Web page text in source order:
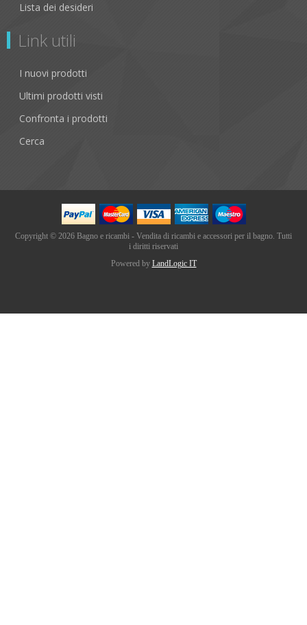
Lista dei desideri
Link utili
I nuovi prodotti
Ultimi prodotti visti
Confronta i prodotti
Cerca
Copyright © 2026 Bagno e ricambi - Vendita di ricambi e accessori per il bagno. Tutti
i diritti riservati
Powered by LandLogic IT